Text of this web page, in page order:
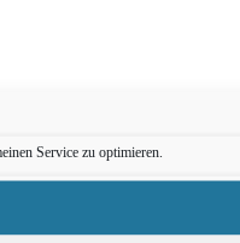
Service zu optimieren.